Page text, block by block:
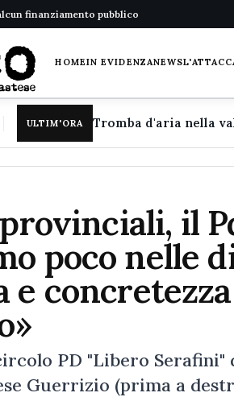
finanziamento pubblico
HOMEIN EVIDENZANEWS
ULTIM'ORA
il
poco nelle
e
PD "Libero Serafini"
Guerrizio (prima a